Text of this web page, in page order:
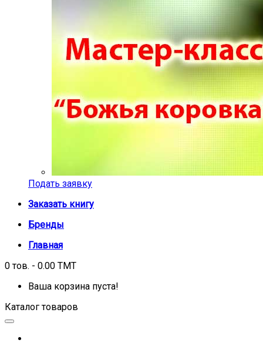
Подать заявку
Заказать книгу
Бренды
Главная
0 тов. - 0.00 TMT
Ваша корзина пуста!
Каталог товаров